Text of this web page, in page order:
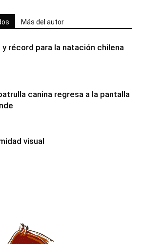
Más del autor
y récord para la natación chilena
canina regresa a la pantalla
visual